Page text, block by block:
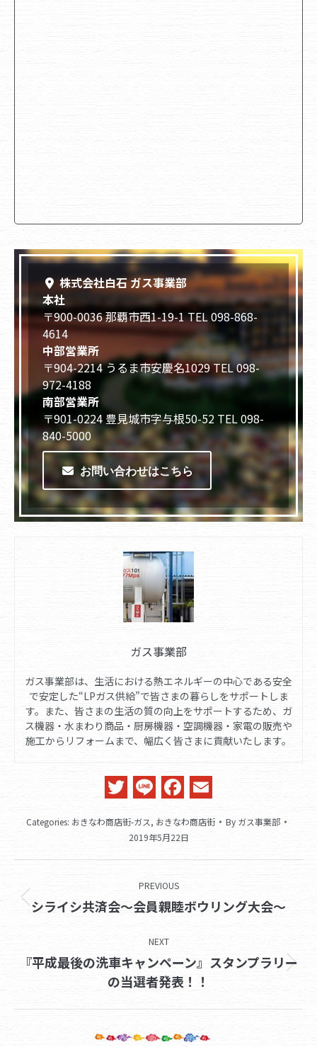
株式会社白石 ガス事業部
本社
〒900-0036 那覇市西1-19-1 TEL 098-868-
4614
中部営業所
〒904-2214 うるま市安慶名1029 TEL 098-
972-4188
南部営業所
〒901-0224 豊見城市字与根50-52 TEL 098-
840-5000
お問い合わせはこちら
ガス事業部
ガス事業部は、生活における熱エネルギーの中心である安全
で安定した“LPガス供給”で皆さまの暮らしをサポートしま
す。また、皆さまの生活の質の向上をサポートするため、ガ
ス機器・水まわり商品・厨房機器・空調機器・家電の販売や
施工からリフォームまで、幅広く皆さまに貢献いたします。
Twitter
LineFacebook
Categories: おきなわ商店街-ガス, おきなわ商店街 By ガス事業部
2019年5月22日
navigation
PREVIOUS
Previous
シライシ共済会～会員親睦ボウリング大会～
NEXT
Next
post:
『平成最後の洗車キャンペーン』スタンプラリー
の当選者発表！！